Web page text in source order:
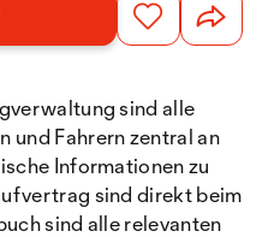
sind alle
und Fahrern zentral an
Informationen zu
sind direkt beim
sind alle relevanten